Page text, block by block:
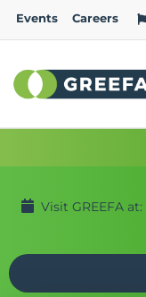
Events Careers
Visit GREEFA at: